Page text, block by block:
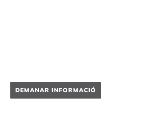
DEMANAR INFORMACIÓ